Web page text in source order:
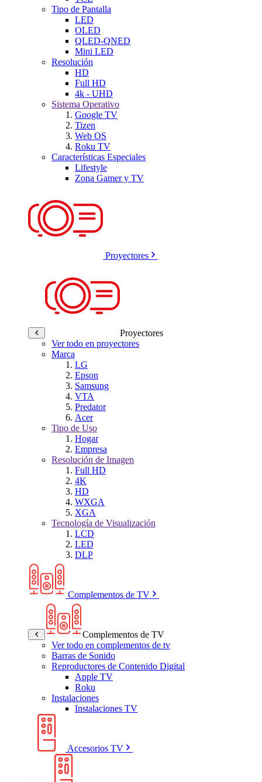
Tipo de Pantalla
LED
OLED
QLED-QNED
Mini LED
Resolución
HD
Full HD
4k - UHD
Sistema Operativo
Google TV
Tizen
Web OS
Roku TV
Características Especiales
Lifestyle
Zona Gamer y TV
Proyectores
Proyectores
Ver todo en proyectores
Marca
LG
Epson
Samsung
VTA
Predator
Acer
Tipo de Uso
Hogar
Empresa
Resolución de Imagen
Full HD
4K
HD
WXGA
XGA
Tecnología de Visualización
LCD
LED
DLP
Complementos de TV
Complementos de TV
Ver todo en complementos de tv
Barras de Sonido
Reproductores de Contenido Digital
Apple TV
Roku
Instalaciones
Instalaciones TV
Accesorios TV